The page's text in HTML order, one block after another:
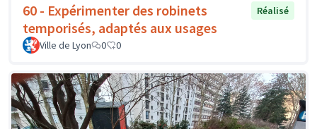
60 - Expérimenter des robinets
temporisés, adaptés aux usages
Réalisé
Ville de Lyon 0 0